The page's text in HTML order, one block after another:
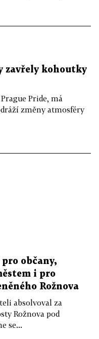
zavřely kohoutky
Pride, má
změny atmosféry
občany,
i pro
Rožnova
absolvoval za
Rožnova pod
se...